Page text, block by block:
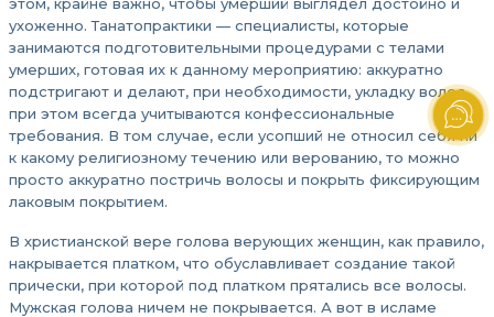
ухоженно. Танатопрактики — специалисты, которые
занимаются подготовительными процедурами с телами
умерших, готовая их к данному мероприятию: аккуратно
подстригают и делают, при необходимости, укладку волос,
при этом всегда учитываются конфессиональные
требования. В том случае, если усопший не относил себя ни
к какому религиозному течению или верованию, то можно
просто аккуратно постричь волосы и покрыть фиксирующим
лаковым покрытием.
В христианской вере голова верующих женщин, как правило,
накрывается платком, что обуславливает создание такой
прически, при которой под платком прятались все волосы.
Мужская голова ничем не покрывается. А вот в исламе